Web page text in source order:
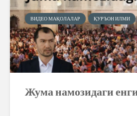
ВИДЕО МАҚОЛАЛАР ҚУРЪОН ИЛМИ
Жума намозидаги